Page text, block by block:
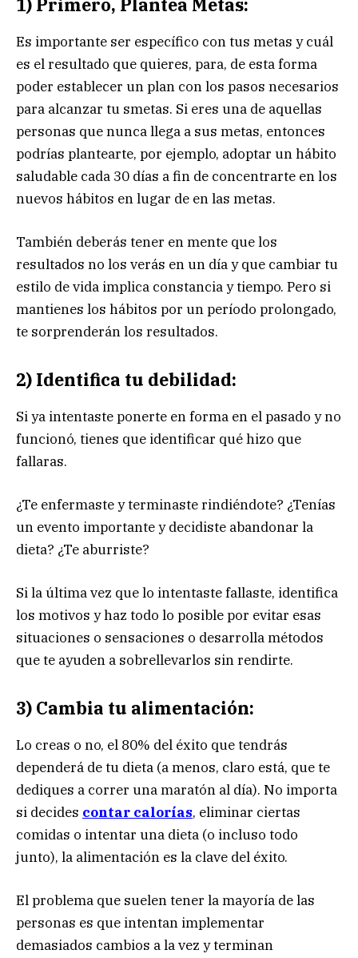
1) Primero, Plantea Metas:
Es importante ser específico con tus metas y cuál
es el resultado que quieres, para, de esta forma
poder establecer un plan con los pasos necesarios
para alcanzar tu smetas. Si eres una de aquellas
personas que nunca llega a sus metas, entonces
podrías plantearte, por ejemplo, adoptar un hábito
saludable cada 30 días a fin de concentrarte en los
nuevos hábitos en lugar de en las metas.
También deberás tener en mente que los
resultados no los verás en un día y que cambiar tu
estilo de vida implica constancia y tiempo. Pero si
mantienes los hábitos por un período prolongado,
te sorprenderán los resultados.
2) Identifica tu debilidad:
Si ya intentaste ponerte en forma en el pasado y no
funcionó, tienes que identificar qué hizo que
fallaras.
¿Te enfermaste y terminaste rindiéndote? ¿Tenías
un evento importante y decidiste abandonar la
dieta? ¿Te aburriste?
Si la última vez que lo intentaste fallaste, identifica
los motivos y haz todo lo posible por evitar esas
situaciones o sensaciones o desarrolla métodos
que te ayuden a sobrellevarlos sin rendirte.
3) Cambia tu alimentación:
Lo creas o no, el 80% del éxito que tendrás
dependerá de tu dieta (a menos, claro está, que te
dediques a correr una maratón al día). No importa
si decides contar calorías, eliminar ciertas
comidas o intentar una dieta (o incluso todo
junto), la alimentación es la clave del éxito.
El problema que suelen tener la mayoría de las
personas es que intentan implementar
demasiados cambios a la vez y terminan